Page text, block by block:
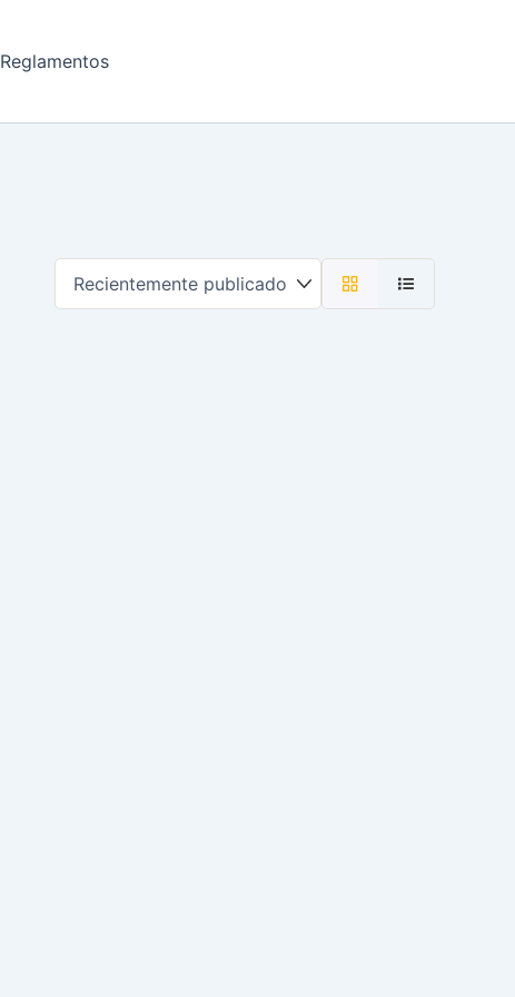
Reglamentos